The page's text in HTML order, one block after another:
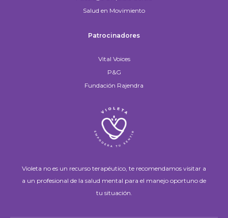
Salud en Movimiento
Patrocinadores
Vital Voices
P&G
Fundación Rajendra
Violeta no es un recurso terapéutico, te recomendamos visitar a
a un profesional de la salud mental para el manejo oportuno de
tu situación.